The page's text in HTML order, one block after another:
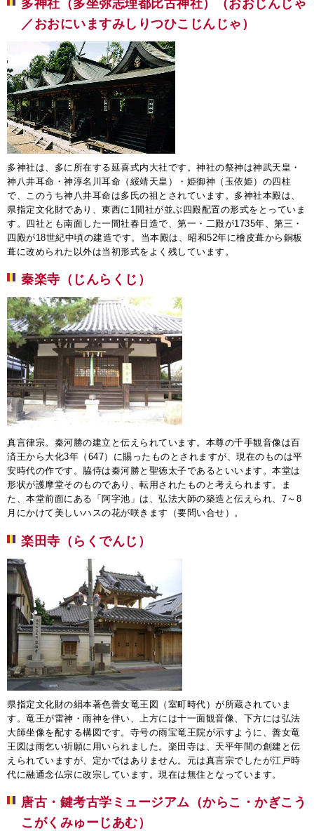
多神社（多坐弥志理都比古神社）（おおじんじゃ
／おおにいますみしりつひこじんじゃ）
多神社は、多に所在する延喜式内大社です。神社の祭神は神武天皇・
神八井耳命・神淳名川耳命（綏靖天皇）・姫御神（玉依姫）の四柱
で、このうち神八井耳命は多氏の祖とされています。多神社本殿は、
県指定文化財であり、東西に1間社が並ぶ四殿配置の形式をとっていま
す。四社とも南面した一間社春日造で、第一・二殿が1735年、第三・
四殿が18世紀中頃の建造です。当本殿は、昭和52年に檜皮葺から銅板
葺に改められた以外は当初形式をよく残しています。
秦楽寺（じんらくじ）
真言律宗。秦河勝の建立と伝えられています。本尊の千手観音像は百
済王から大化3年（647）に賜ったものとされますが、現在のものは平
安時代の作です。脇侍は秦河勝と聖徳太子であるといいます。本堂は
形状が護摩堂そのものであり、転用されたものと考えられます。ま
た、本堂前面にある「阿字池」は、弘法大師の築造と伝えられ、7～8
月にかけて美しいハスの花が咲きます（要問い合せ）。
楽田寺（らくでんじ）
県指定文化財の絹本著色善女竜王図（室町時代）が所蔵されていま
す。竜王が雷神・雨神を伴い、上方には十一面観音像、下方には弘法
大師坐像を配する構図です。寺号の雨宝竜王院が示すように、善女竜
王図は雨乞い祈願に用いられました。楽田寺は、天平年間の創建と伝
えられていますが、定かではありません。元は真言宗でしたが江戸時
代に融通念仏宗に改宗しています。現在は無住となっています。
唐古・鍵考古学ミュージアム（からこ・かぎこう
こがくみゅーじあむ）